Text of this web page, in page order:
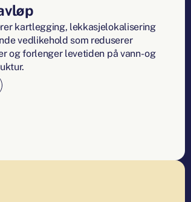
kartlegging, lekkasjelokalisering
vedlikehold som reduserer
og forlenger levetiden på vann- og